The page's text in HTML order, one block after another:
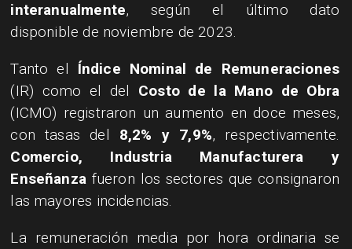
interanualmente, según el último dato
disponible de noviembre de 2023.
​Tanto el Índice Nominal de Remuneraciones
(IR) como el del Costo de la Mano de Obra
(ICMO) registraron un aumento en doce meses,
con tasas del 8,2% y 7,9%, respectivamente.
Comercio, Industria Manufacturera y
Enseñanza fueron los sectores que consignaron
las mayores incidencias.
​La remuneración media por hora ordinaria se